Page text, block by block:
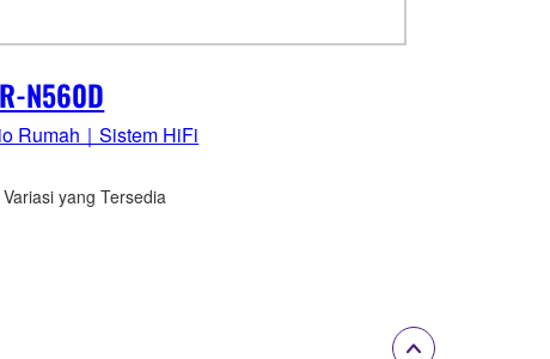
N560D
Rumah｜Sistem HiFi
Variasi yang Tersedia